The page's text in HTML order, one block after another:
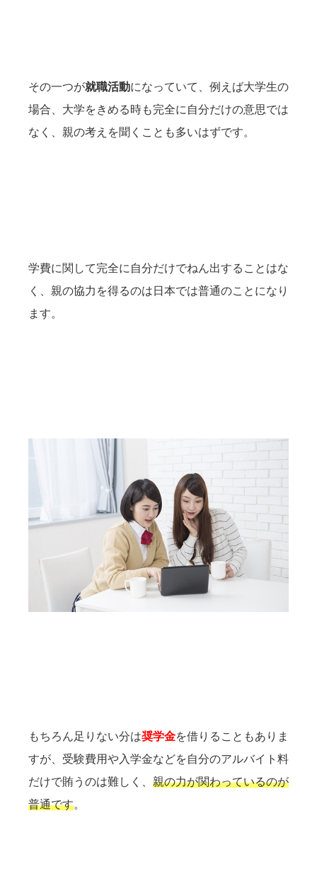
その一つが就職活動になっていて、例えば大学生の
場合、大学をきめる時も完全に自分だけの意思では
なく、親の考えを聞くことも多いはずです。
学費に関して完全に自分だけでねん出することはな
く、親の協力を得るのは日本では普通のことになり
ます。
もちろん足りない分は奨学金を借りることもありま
すが、受験費用や入学金などを自分のアルバイト料
だけで賄うのは難しく、 親の力が関わっているのが
普通です。